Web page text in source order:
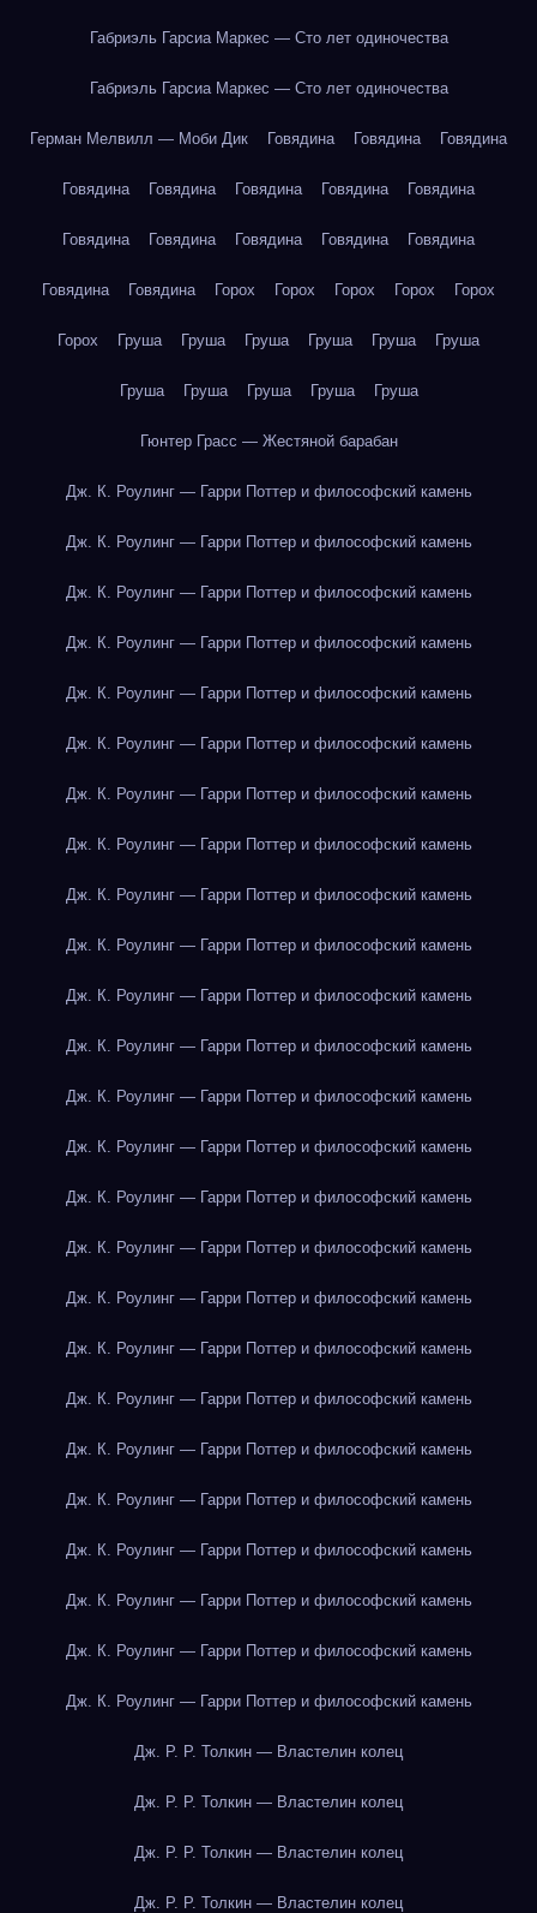
Габриэль Гарсиа Маркес — Сто лет одиночества
Габриэль Гарсиа Маркес — Сто лет одиночества
Герман Мелвилл — Моби Дик Говядина Говядина Говядина
Говядина Говядина Говядина Говядина Говядина
Говядина Говядина Говядина Говядина Говядина
Говядина Говядина Горох Горох Горох Горох Горох
Горох Груша Груша Груша Груша Груша Груша
Груша Груша Груша Груша Груша
Гюнтер Грасс — Жестяной барабан
Дж. К. Роулинг — Гарри Поттер и философский камень
Дж. К. Роулинг — Гарри Поттер и философский камень
Дж. К. Роулинг — Гарри Поттер и философский камень
Дж. К. Роулинг — Гарри Поттер и философский камень
Дж. К. Роулинг — Гарри Поттер и философский камень
Дж. К. Роулинг — Гарри Поттер и философский камень
Дж. К. Роулинг — Гарри Поттер и философский камень
Дж. К. Роулинг — Гарри Поттер и философский камень
Дж. К. Роулинг — Гарри Поттер и философский камень
Дж. К. Роулинг — Гарри Поттер и философский камень
Дж. К. Роулинг — Гарри Поттер и философский камень
Дж. К. Роулинг — Гарри Поттер и философский камень
Дж. К. Роулинг — Гарри Поттер и философский камень
Дж. К. Роулинг — Гарри Поттер и философский камень
Дж. К. Роулинг — Гарри Поттер и философский камень
Дж. К. Роулинг — Гарри Поттер и философский камень
Дж. К. Роулинг — Гарри Поттер и философский камень
Дж. К. Роулинг — Гарри Поттер и философский камень
Дж. К. Роулинг — Гарри Поттер и философский камень
Дж. К. Роулинг — Гарри Поттер и философский камень
Дж. К. Роулинг — Гарри Поттер и философский камень
Дж. К. Роулинг — Гарри Поттер и философский камень
Дж. К. Роулинг — Гарри Поттер и философский камень
Дж. К. Роулинг — Гарри Поттер и философский камень
Дж. К. Роулинг — Гарри Поттер и философский камень
Дж. Р. Р. Толкин — Властелин колец
Дж. Р. Р. Толкин — Властелин колец
Дж. Р. Р. Толкин — Властелин колец
Дж. Р. Р. Толкин — Властелин колец